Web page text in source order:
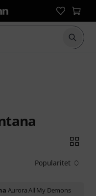
Börja
Popularitet
Aurora All My Demons